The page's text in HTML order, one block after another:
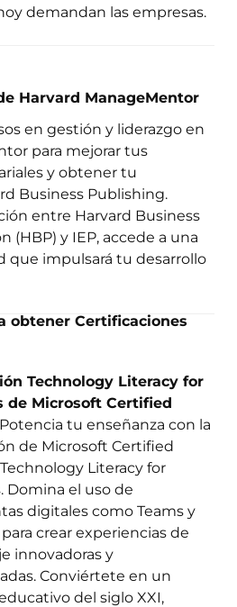
demandan las empresas.
Harvard ManageMentor
en gestión y liderazgo en
para mejorar tus
y obtener tu
Business Publishing.
entre Harvard Business
(HBP) y IEP, accede a una
que impulsará tu desarrollo
obtener Certificaciones
Technology Literacy for
de Microsoft Certified
Potencia tu enseñanza con la
de Microsoft Certified
Literacy for
Domina el uso de
digitales como Teams y
crear experiencias de
innovadoras y
Conviértete en un
del siglo XXI,